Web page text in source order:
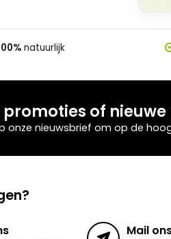
natuurlijk
promoties of
onze nieuwsbrief om op de
Mail